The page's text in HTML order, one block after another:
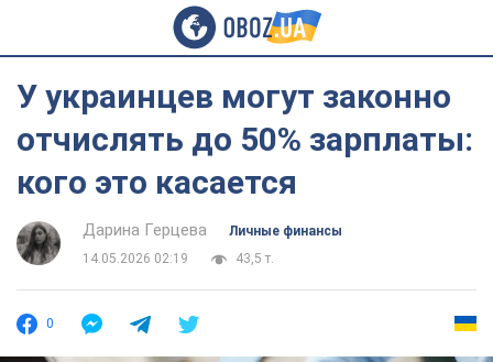
У украинцев могут законно
отчислять до 50% зарплаты:
кого это касается
Дарина Герцева
Личные финансы
14.05.2026 02:19
43,5 т.
0